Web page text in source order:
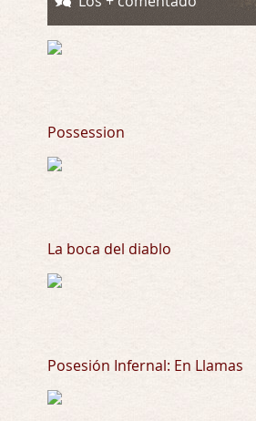
Obsession
Por: Mariano
Por: Chica Stark
Llevo toda una vida para verla y
Possession
La boca del diablo
Posesión Infernal: En Llamas